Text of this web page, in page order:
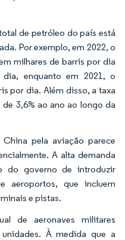
de petróleo do país está
Por exemplo, em 2022, o
milhares de barris por dia
enquanto em 2021, o
por dia. Além disso, a taxa
3,6% ao ano ao longo da
pela aviação parece
A alta demanda
do governo de introduzir
aeroportos, que incluem
e pistas.
de aeronaves militares
À medida que a